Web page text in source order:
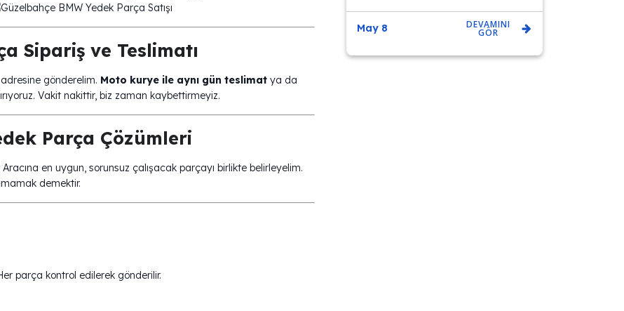
Sipariş ve Teslimatı
gönderelim. Moto kurye ile aynı gün teslimat ya da
Vakit nakittir, biz zaman kaybettirmeyiz.
Parça Çözümleri
en uygun, sorunsuz çalışacak parçayı birlikte belirleyelim.
demektir.
parça kontrol edilerek gönderilir.
May 8 DEVAMINI
GÖR